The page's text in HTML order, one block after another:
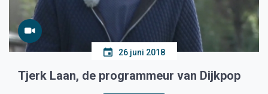
26 juni 2018
Tjerk Laan, de programmeur van Dijkpop